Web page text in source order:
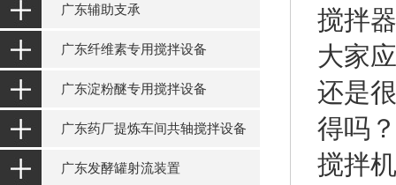
广东辅助支承
广东纤维素专用搅拌设备
广东淀粉醚专用搅拌设备
广东药厂提炼车间共轴搅拌设备
广东发酵罐射流装置
搅拌
大家
还是
得吗
搅拌